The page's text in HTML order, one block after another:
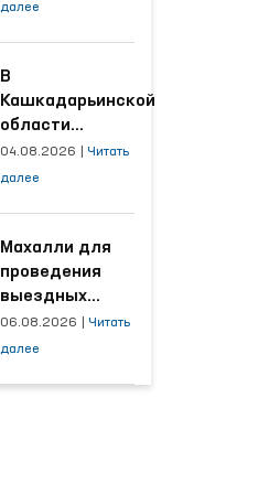
трудятся
осуждённые
далее
В
Кашкадарьинской
области
налажена
адресная работа
наибольшее
количество
обращений
04.08.2026
Читать
далее
Махалли для
проведения
выездных
приёмов
определяются
06.08.2026
Читать
далее